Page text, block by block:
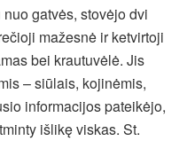
gatvės, stovėjo dvi
mažesnė ir ketvirtoji
bei krautuvėlė. Jis
– siūlais, kojinėmis,
informacijos pateikėjo,
išlikę viskas. St.